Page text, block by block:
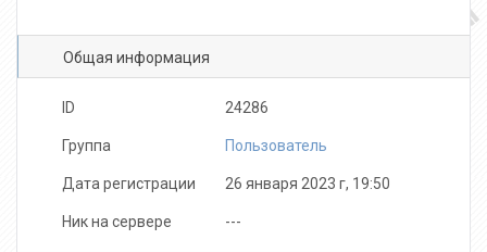
Общая информация
ID 24286
Группа Пользователь
Дата регистрации 26 января 2023 г, 19:50
Ник на сервере ---